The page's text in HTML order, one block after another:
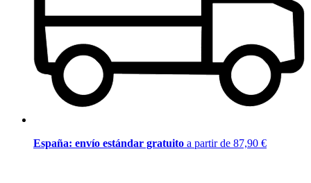
España: envío estándar gratuito a partir de 87,90 €